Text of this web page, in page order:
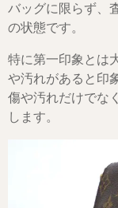
バッグに限らず、
の状態です。
特に第一印象とは
や汚れがあると印
傷や汚れだけでな
します。